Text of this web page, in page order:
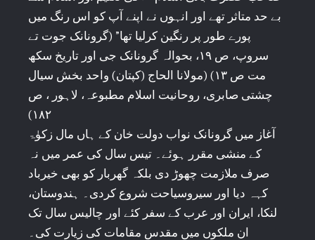
بے حد متاثر تھے اور انہوں نے اپنے آپ کو اس رنگ میں
پورے طور پر رنگین کرلیا تھا” (گرونانک جوت تے
سروپ، ص ۱۹، بحوالہ گرونانک جی اور تاریخ سکھ
مت ص ۱۳) (مولانا الحاج (کپتان) واحد بخش سیال
چشتی صابری، روحانیت اسلام مطبوعہ، لاہور ، ص
۱۸۲)
آغاز میں گرونانک نواب دولت خان کے ہاں مال زکوٰۃ
کے منشی مقرر ہوئے۔ تیس سال کی عمر میں نہ
صرف ملازمت چھوڑ دی بلکہ گھربار کو بھی خیرباد
کہہ دیا اور سیروسیاحت شروع کردی۔ ہندوستان،
لنکا، ایران اور عرب کے سفر کئے اور چالیس سال تک
ان ملکوں میں مقدس مقامات کی زیارت کی۔